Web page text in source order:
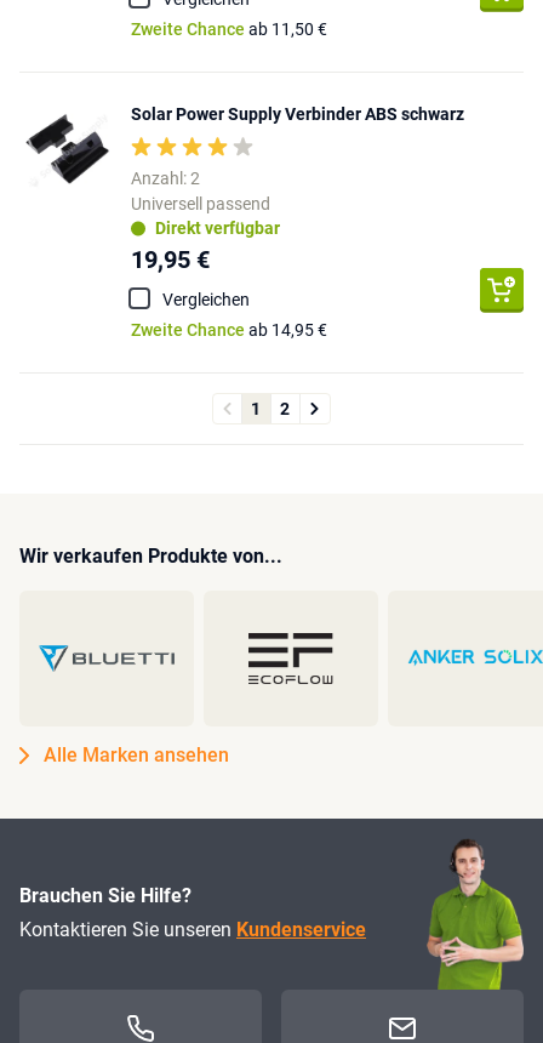
Zweite Chance ab 11,50 €
Solar Power Supply Verbinder ABS schwarz
Anzahl: 2
Universell passend
Direkt verfügbar
19,95 €
Vergleichen
Zweite Chance ab 14,95 €
1 2
Wir verkaufen Produkte von...
Alle Marken ansehen
Brauchen Sie Hilfe?
Kontaktieren Sie unseren Kundenservice